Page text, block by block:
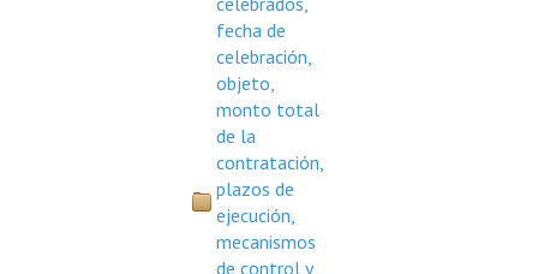
fecha de
celebración,
objeto,
monto total
de la
contratación,
plazos de
ejecución,
mecanismos
de control y